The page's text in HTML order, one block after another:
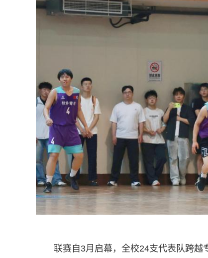
联赛自3月启幕，全校24支代表队跨